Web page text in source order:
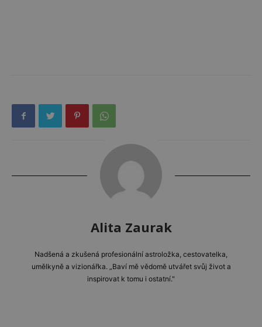
Alita Zaurak
Nadšená a zkušená profesionální astroložka, cestovatelka,
umělkyně a vizionářka. „Baví mě vědomě utvářet svůj život a
inspirovat k tomu i ostatní."